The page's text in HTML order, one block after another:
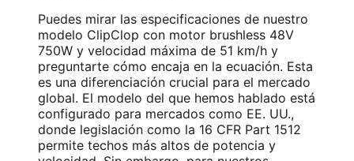
Puedes mirar las especificaciones de nuestro
modelo ClipClop con motor brushless 48V
750W y velocidad máxima de 51 km/h y
preguntarte cómo encaja en la ecuación. Esta
es una diferenciación crucial para el mercado
global. El modelo del que hemos hablado está
configurado para mercados como EE. UU.,
donde legislación como la 16 CFR Part 1512
permite techos más altos de potencia y